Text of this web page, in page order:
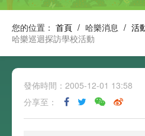
您的位置： 首頁 / 哈樂消息 / 活
哈樂巡迴探訪學校活動
發佈時間：2005-12-01 13:58
分享至：